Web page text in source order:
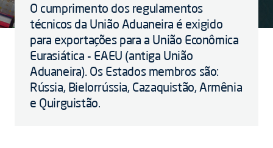
O cumprimento dos regulamentos
técnicos da União Aduaneira é exigido
para exportações para a União Econômica
Eurasiática - EAEU (antiga União
Aduaneira). Os Estados membros são:
Rússia, Bielorrússia, Cazaquistão, Armênia
e Quirguistão.